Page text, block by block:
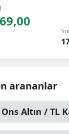
arananlar
Ons Altın / TL